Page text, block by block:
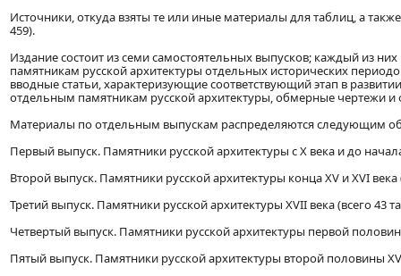
Источники, откуда взяты те или иные материалы для таблиц, а
459).
Издание состоит из семи самостоятельных выпусков; каждый из
памятникам русской архитектуры отдельных исторических
вводные статьи, характеризующие соответствующий этап в
отдельным памятникам русской архитектуры, обмерные чертежи
Материалы по отдельным выпускам распределяются следующим
Первый выпуск. Памятники русской архитектуры с X века и до
Второй выпуск. Памятники русской архитектуры конца XV и XVI века
Третий выпуск. Памятники русской архитектуры XVII века (всего 43
Четвертый выпуск. Памятники русской архитектуры первой
Пятый выпуск. Памятники русской архитектуры второй половины